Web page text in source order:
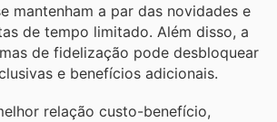
mantenham a par das novidades e
de tempo limitado. Além disso, a
de fidelização pode desbloquear
e benefícios adicionais.
relação custo-benefício,